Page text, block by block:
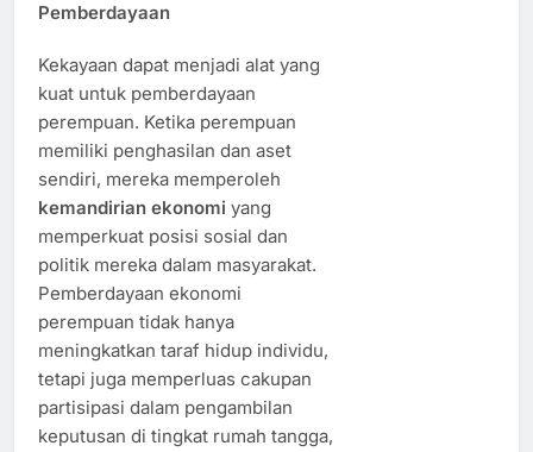
Pemberdayaan
Kekayaan dapat menjadi alat yang
kuat untuk pemberdayaan
perempuan. Ketika perempuan
memiliki penghasilan dan aset
sendiri, mereka memperoleh
kemandirian ekonomi yang
memperkuat posisi sosial dan
politik mereka dalam masyarakat.
Pemberdayaan ekonomi
perempuan tidak hanya
meningkatkan taraf hidup individu,
tetapi juga memperluas cakupan
partisipasi dalam pengambilan
keputusan di tingkat rumah tangga,